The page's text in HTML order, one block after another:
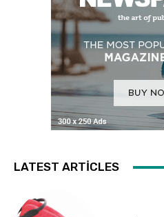
LATEST ARTICLES